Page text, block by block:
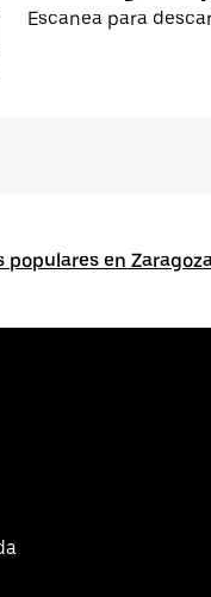
Escanea para
populares en